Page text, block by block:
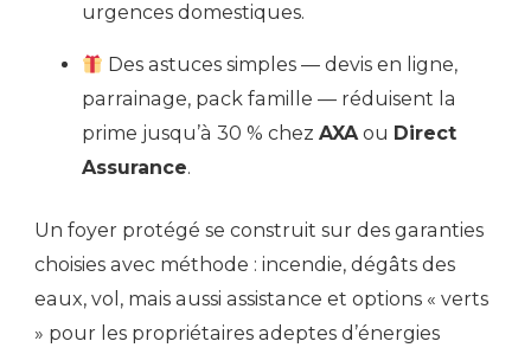
urgences domestiques.
Des astuces simples — devis en ligne,
parrainage, pack famille — réduisent la
prime jusqu’à 30 % chez AXAou Direct
Assurance.
Un foyer protégé se construit sur des garanties
choisies avec méthode : incendie, dégâts des
eaux, vol, mais aussi assistance et options « verts
» pour les propriétaires adeptes d’énergies